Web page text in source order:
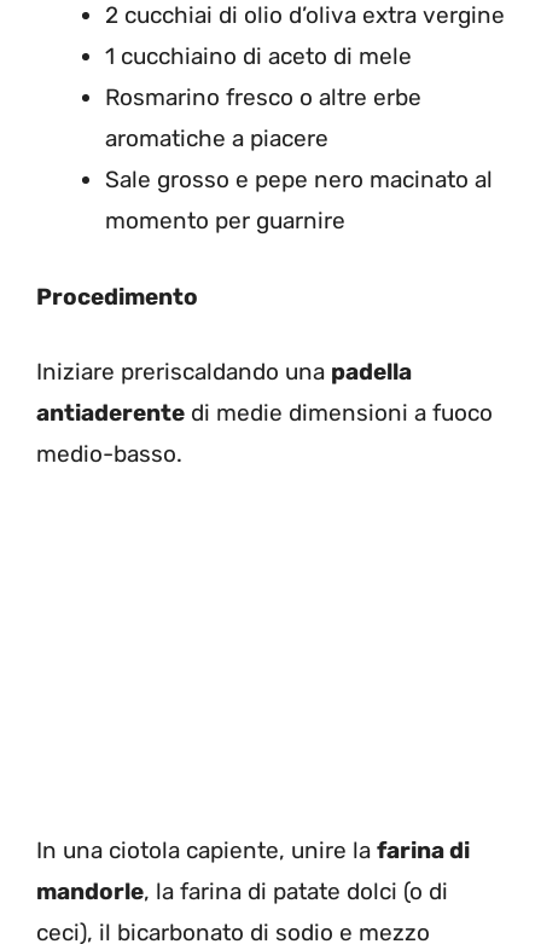
2 cucchiai di olio d’oliva extra vergine
1 cucchiaino di aceto di mele
Rosmarino fresco o altre erbe
aromatiche a piacere
Sale grosso e pepe nero macinato al
momento per guarnire
Procedimento
Iniziare preriscaldando una padella
antiaderente di medie dimensioni a fuoco
medio-basso.
In una ciotola capiente, unire la farina di
mandorle, la farina di patate dolci (o di
ceci), il bicarbonato di sodio e mezzo